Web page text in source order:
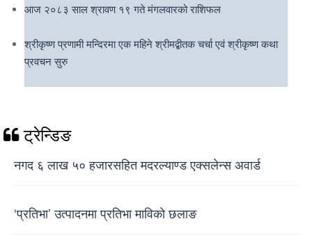
आज २०८३ साल श्रावण १९ गते मंगलवारको राशिफल
श्रीकृष्ण प्रणामी मन्दिरमा एक महिने श्रीमद्बीतक चर्चा एवं श्रीकृष्ण कथा
प्रवचन सुरु
ट्रेन्डिङ
नगद ६ लाख ५० हजारसहित मदरल्याण्ड एक्सलेन्स अवार्ड
‘प्रतिभा’ उत्पादनमा प्रतिभा माविको छलाङ